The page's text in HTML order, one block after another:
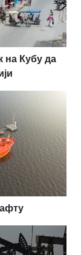
на Кубу да